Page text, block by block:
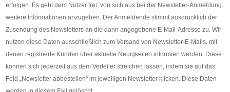
erfolgen. Es geht dem Nutzer frei, von sich aus bei der Newsletter-Anmeldung
weitere Informationen anzugeben. Der Anmeldende stimmt ausdrücklich der
Zusendung des Newsletters an die dann angegebene E-Mail-Adresse zu. Wir
nutzen diese Daten ausschließlich zum Versand von Newsletter-E-Mails, mit
denen registrierte Kunden über aktuelle Neuigkeiten informiert werden. Diese
können sich jederzeit aus dem Verteiler streichen lassen, indem sie auf das
Feld „Newsletter abbestellen“ im jeweiligen Newsletter klicken. Diese Daten